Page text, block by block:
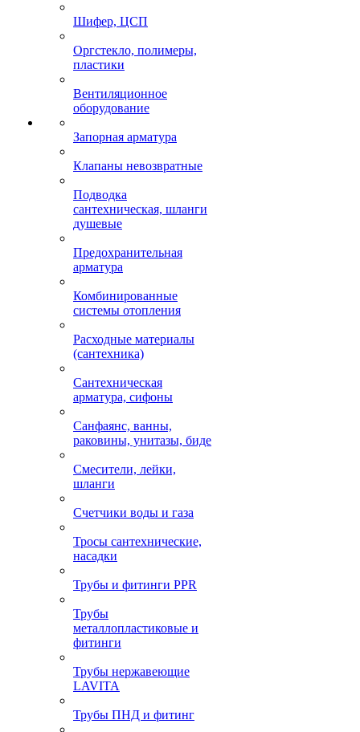
Шифер, ЦСП
Оргстекло, полимеры,
пластики
Вентиляционное
оборудование
Запорная арматура
Клапаны невозвратные
Подводка
сантехническая, шланги
душевые
Предохранительная
арматура
Комбинированные
системы отопления
Расходные материалы
(сантехника)
Сантехническая
арматура, сифоны
Санфаянс, ванны,
раковины, унитазы, биде
Смесители, лейки,
шланги
Счетчики воды и газа
Тросы сантехнические,
насадки
Трубы и фитинги PPR
Трубы
металлопластиковые и
фитинги
Трубы нержавеющие
LAVITA
Трубы ПНД и фитинг